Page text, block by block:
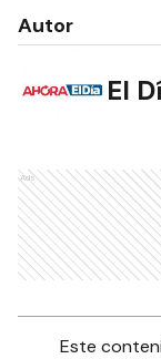
Autor
El
Ads
Este